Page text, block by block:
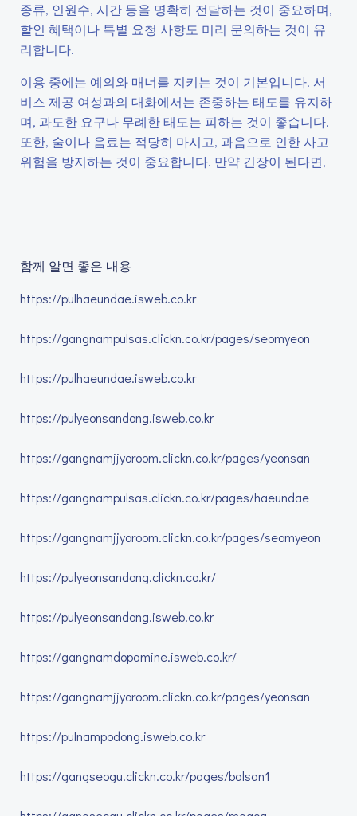
종류, 인원수, 시간 등을 명확히 전달하는 것이 중요하며,
할인 혜택이나 특별 요청 사항도 미리 문의하는 것이 유
리합니다.
이용 중에는 예의와 매너를 지키는 것이 기본입니다. 서
비스 제공 여성과의 대화에서는 존중하는 태도를 유지하
며, 과도한 요구나 무례한 태도는 피하는 것이 좋습니다.
또한, 술이나 음료는 적당히 마시고, 과음으로 인한 사고
위험을 방지하는 것이 중요합니다. 만약 긴장이 된다면,
함께 알면 좋은 내용
https://pulhaeundae.isweb.co.kr
https://gangnampulsas.clickn.co.kr/pages/seomyeon
https://pulhaeundae.isweb.co.kr
https://pulyeonsandong.isweb.co.kr
https://gangnamjjyoroom.clickn.co.kr/pages/yeonsan
https://gangnampulsas.clickn.co.kr/pages/haeundae
https://gangnamjjyoroom.clickn.co.kr/pages/seomyeon
https://pulyeonsandong.clickn.co.kr/
https://pulyeonsandong.isweb.co.kr
https://gangnamdopamine.isweb.co.kr/
https://gangnamjjyoroom.clickn.co.kr/pages/yeonsan
https://pulnampodong.isweb.co.kr
https://gangseogu.clickn.co.kr/pages/balsan1